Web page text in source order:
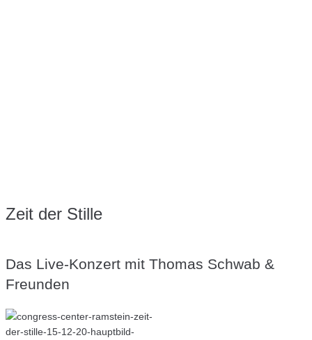
Zeit der Stille
Das Live-Konzert mit Thomas Schwab &
Freunden